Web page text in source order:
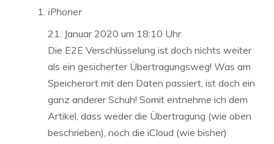
iPhoner
21. Januar 2020 um 18:10 Uhr
Die E2E Verschlüsselung ist doch nichts weiter
als ein gesicherter Übertragungsweg! Was am
Speicherort mit den Daten passiert, ist doch ein
ganz anderer Schuh! Somit entnehme ich dem
Artikel, dass weder die Übertragung (wie oben
beschrieben), noch die iCloud (wie bisher)